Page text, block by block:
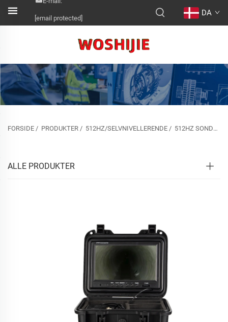
[email protected]
DA
FORSIDE / PRODUKTER / 512HZ/SELVNIVELLERENDE / 512HZ SONDE&SELVNIVELLERENDE
ALLE PRODUKTER